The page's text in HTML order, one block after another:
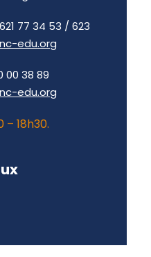
77 34 53 / 623
edu.org
00 38 89
edu.org
– 18h30.